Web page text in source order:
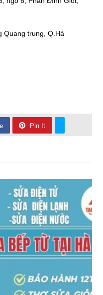
Quang trung, Q.Hà
Pin It